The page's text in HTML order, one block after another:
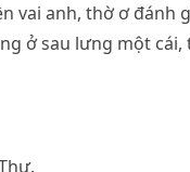
vai anh, thờ ơ đánh
ở sau lưng một